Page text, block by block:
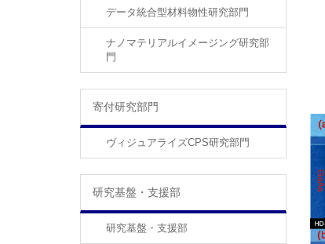
データ統合型材料物性研究部門
ナノマテリアルイメージング研究部
門
寄付研究部門
ヴィジュアライズCPS研究部門
研究基盤・支援部
研究基盤・支援部